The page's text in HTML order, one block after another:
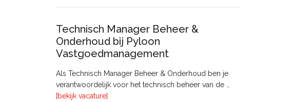
Technisch Manager Beheer &
Onderhoud bij Pyloon
Vastgoedmanagement
Als Technisch Manager Beheer & Onderhoud ben je
verantwoordelijk voor het technisch beheer van de …
[bekijk vacature]